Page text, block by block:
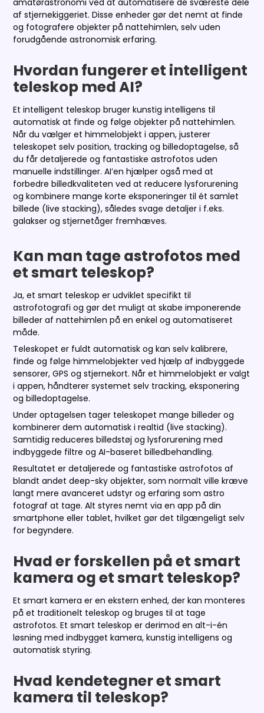
af stjernekiggeriet. Disse enheder gør det nemt at finde
og fotografere objekter på nattehimlen, selv uden
forudgående astronomisk erfaring.
Hvordan fungerer et intelligent
teleskop med AI?
Et intelligent teleskop bruger kunstig intelligens til
automatisk at finde og følge objekter på nattehimlen.
Når du vælger et himmelobjekt i appen, justerer
teleskopet selv position, tracking og billedoptagelse, så
du får detaljerede og fantastiske astrofotos uden
manuelle indstillinger. AI’en hjælper også med at
forbedre billedkvaliteten ved at reducere lysforurening
og kombinere mange korte eksponeringer til ét samlet
billede (live stacking), således svage detaljer i f.eks.
galakser og stjernetåger fremhæves.
Kan man tage astrofotos med
et smart teleskop?
Ja, et smart teleskop er udviklet specifikt til
astrofotografi og gør det muligt at skabe imponerende
billeder af nattehimlen på en enkel og automatiseret
måde.
Teleskopet er fuldt automatisk og kan selv kalibrere,
finde og følge himmelobjekter ved hjælp af indbyggede
sensorer, GPS og stjernekort. Når et himmelobjekt er valgt
i appen, håndterer systemet selv tracking, eksponering
og billedoptagelse.
Under optagelsen tager teleskopet mange billeder og
kombinerer dem automatisk i realtid (live stacking).
Samtidig reduceres billedstøj og lysforurening med
indbyggede filtre og AI-baseret billedbehandling.
Resultatet er detaljerede og fantastiske astrofotos af
blandt andet deep-sky objekter, som normalt ville kræve
langt mere avanceret udstyr og erfaring som astro
fotograf at tage. Alt styres nemt via en app på din
smartphone eller tablet, hvilket gør det tilgængeligt selv
for begyndere.
Hvad er forskellen på et smart
kamera og et smart teleskop?
Et smart kamera er en ekstern enhed, der kan monteres
på et traditionelt teleskop og bruges til at tage
astrofotos. Et smart teleskop er derimod en alt-i-én
løsning med indbygget kamera, kunstig intelligens og
automatisk styring.
Hvad kendetegner et smart
kamera til teleskop?